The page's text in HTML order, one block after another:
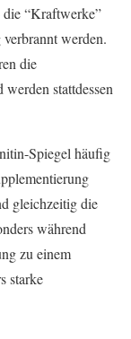
“Kraftwerke”
werden.
die
stattdessen
Spiegel häufig
gleichzeitig die
während
zu einem
starke